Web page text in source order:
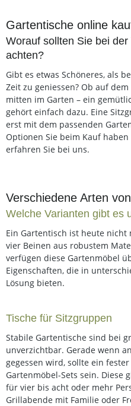
Gartentische online
Worauf sollten Sie bei
achten?
Gibt es etwas Schöneres, als
Zeit zu geniessen? Ob auf
mitten im Garten – ein
gehört einfach dazu. Eine
erst mit dem passenden
Optionen Sie beim Kauf
erfahren Sie bei uns.
Verschiedene Arten
Welche Varianten gibt es
Ein Gartentisch ist heute
vier Beinen aus robustem
verfügen diese Gartenmöbel
Eigenschaften, die in
Lösung bieten.
Tische für Sitzgruppen
Stabile Gartentische sind bei
unverzichtbar. Gerade wenn
gegessen wird, sollte ein
Gartenmöbel-Sets sein. Diese
für vier bis acht oder mehr
Grillabende mit Familie oder